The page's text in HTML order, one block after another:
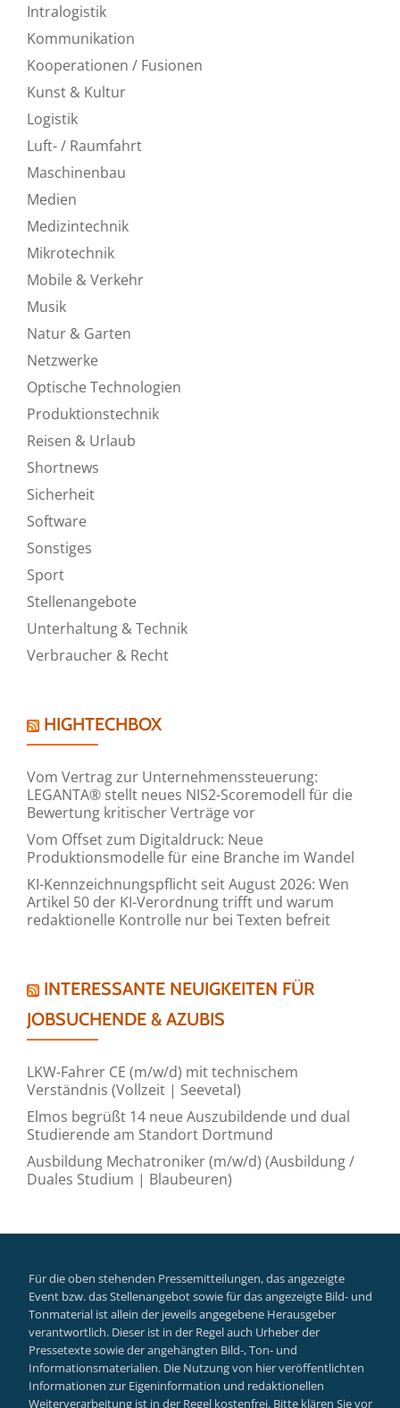
Intralogistik
Kommunikation
Kooperationen / Fusionen
Kunst & Kultur
Logistik
Luft- / Raumfahrt
Maschinenbau
Medien
Medizintechnik
Mikrotechnik
Mobile & Verkehr
Musik
Natur & Garten
Netzwerke
Optische Technologien
Produktionstechnik
Reisen & Urlaub
Shortnews
Sicherheit
Software
Sonstiges
Sport
Stellenangebote
Unterhaltung & Technik
Verbraucher & Recht
HIGHTECHBOX
Vom Vertrag zur Unternehmenssteuerung:
LEGANTA® stellt neues NIS2-Scoremodell für die
Bewertung kritischer Verträge vor
Vom Offset zum Digitaldruck: Neue
Produktionsmodelle für eine Branche im Wandel
KI-Kennzeichnungspflicht seit August 2026: Wen
Artikel 50 der KI-Verordnung trifft und warum
redaktionelle Kontrolle nur bei Texten befreit
INTERESSANTE NEUIGKEITEN FÜR
JOBSUCHENDE & AZUBIS
LKW-Fahrer CE (m/w/d) mit technischem
Verständnis (Vollzeit | Seevetal)
Elmos begrüßt 14 neue Auszubildende und dual
Studierende am Standort Dortmund
Ausbildung Mechatroniker (m/w/d) (Ausbildung /
Duales Studium | Blaubeuren)
Für die oben stehenden Pressemitteilungen, das angezeigte
Event bzw. das Stellenangebot sowie für das angezeigte Bild- und
Tonmaterial ist allein der jeweils angegebene Herausgeber
verantwortlich. Dieser ist in der Regel auch Urheber der
Pressetexte sowie der angehängten Bild-, Ton- und
Informationsmaterialien. Die Nutzung von hier veröffentlichten
Informationen zur Eigeninformation und redaktionellen
Weiterverarbeitung ist in der Regel kostenfrei. Bitte klären Sie vor